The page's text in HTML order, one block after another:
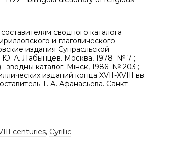
сводного каталога
и глаголического
издания Супрасльской
Ю. А. Лабынцев. Москва, 1978. № 7 ;
: зводны каталог. Мінск, 1986. № 203 ;
изданий конца XVII-XVIII вв.
Т. А. Афанасьева. Санкт-
centuries, Cyrillic